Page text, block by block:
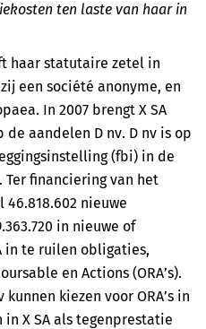
ten laste van haar in
haar statutaire zetel in
een société anonyme, en
In 2007 brengt X SA
aandelen D nv. D nv is op
(fbi) in de
Ter financiering van het
nieuwe
in nieuwe of
in te ruilen obligaties,
en Actions (ORA’s).
kiezen voor ORA’s in
X SA als tegenprestatie